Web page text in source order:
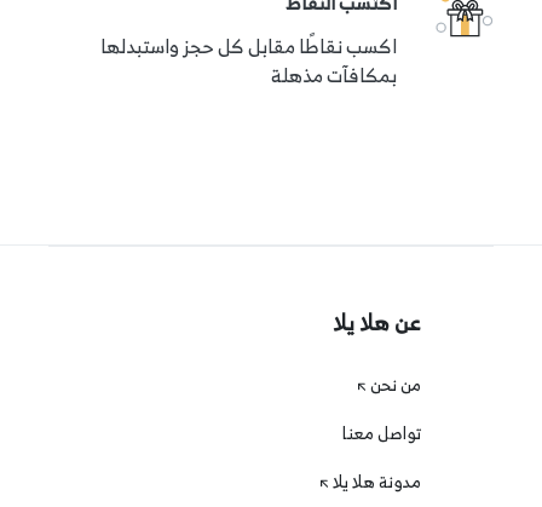
اكسب نقاطًا مقابل كل حجز واستبدلها
بمكافآت مذهلة
عن هلا يلا
من نحن
تواصل معنا
مدونة هلا يلا